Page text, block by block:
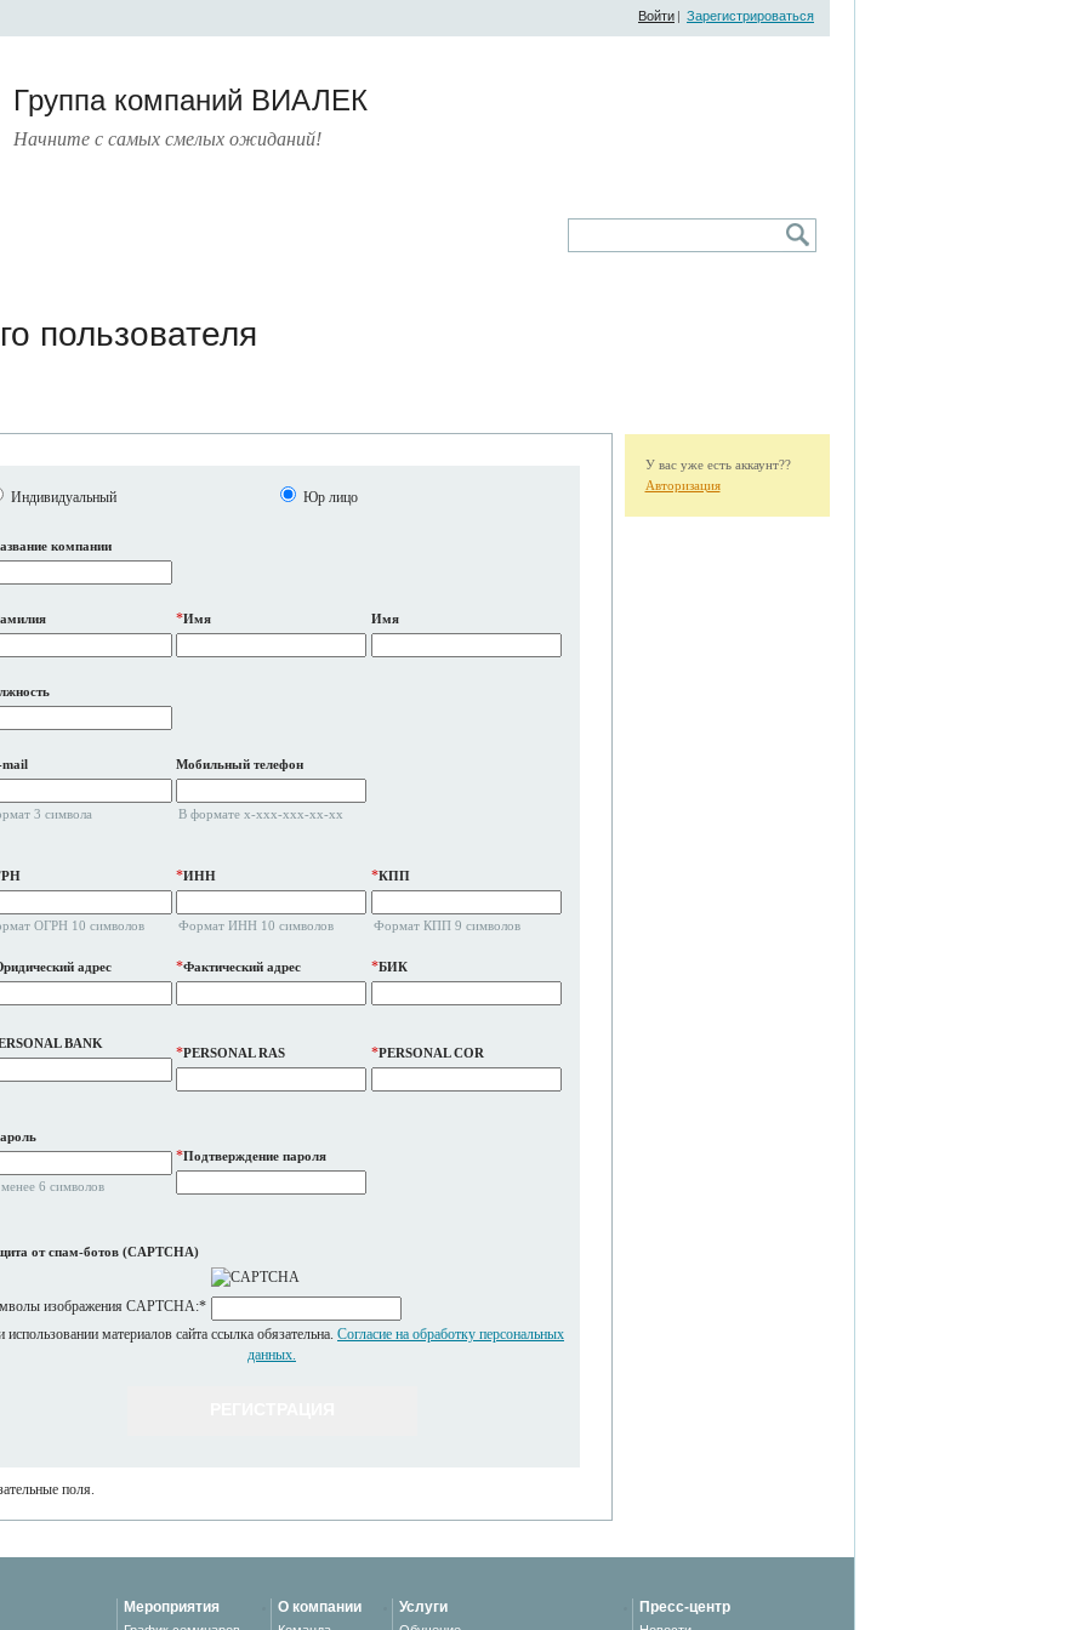
Группа компаний ВИАЛЕК
Начните с самых смелых ожиданий!
Войти | Зарегистрироваться
пользователя
Индивидуальный Юр лицо
компании
*Имя Имя
mail
3 символа
Мобильный телефон
В формате x-xxx-xxx-xx-xx
ОГРН 10 символов
*ИНН
Формат ИНН 10 символов
*КПП
Формат КПП 9 символов
адрес *Фактический адрес *БИК
BANK
*PERSONAL RAS *PERSONAL COR
6 символов
*Подтверждение пароля
от спам-ботов (CAPTCHA)
изображения CAPTCHA:*
использовании материалов сайта ссылка обязательна. Согласие на обработку персональных
данных.
поля.
У вас уже есть аккаунт??
Авторизация
Мероприятия О компании Услуги Пресс-центр